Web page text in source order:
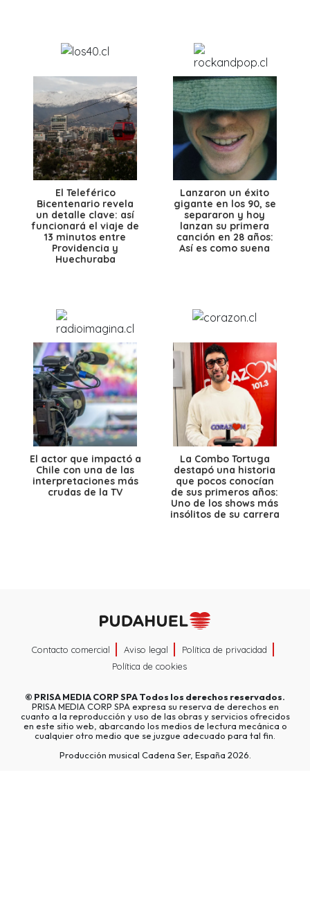
El Teleférico
Bicentenario revela
un detalle clave: así
funcionará el viaje de
13 minutos entre
Providencia y
Huechuraba
Lanzaron un éxito
gigante en los 90, se
separaron y hoy
lanzan su primera
canción en 28 años:
Así es como suena
El actor que impactó a
Chile con una de las
interpretaciones más
crudas de la TV
La Combo Tortuga
destapó una historia
que pocos conocían
de sus primeros años:
Uno de los shows más
insólitos de su carrera
Contacto comercial Aviso legal
Política de privacidad
Política de cookies
© PRISA MEDIA CORP SPATodos los derechos reservados.
PRISA MEDIA CORP SPA expresa su reserva de derechos en
cuanto a la reproducción y uso de las obras y servicios ofrecidos
en este sitio web, abarcando los medios de lectura mecánica o
cualquier otro medio que se juzgue adecuado para tal fin.
Producción musical Cadena Ser, España 2026.